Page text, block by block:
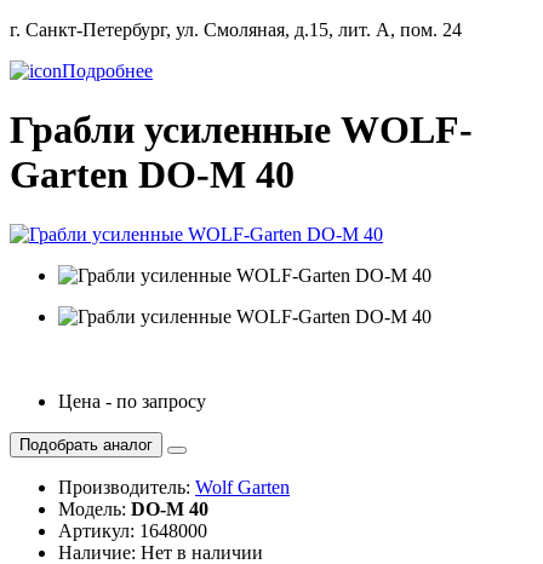
г. Санкт-Петербург, ул. Смоляная, д.15, лит. А, пом. 24
Подробнее
Грабли усиленные WOLF-
Garten DO-M 40
Цена - по запросу
Подобрать аналог
Производитель: Wolf Garten
Модель: DO-M 40
Артикул: 1648000
Наличие: Нет в наличии